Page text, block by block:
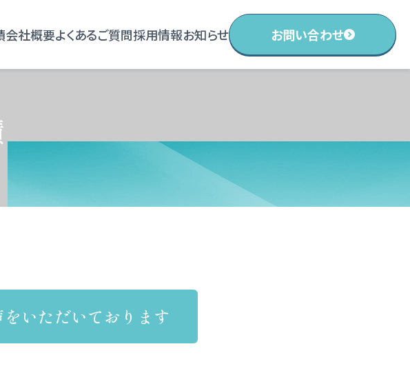
会社概要よくあるご質問採用情報お知らせ お問い合わせ
いただいております